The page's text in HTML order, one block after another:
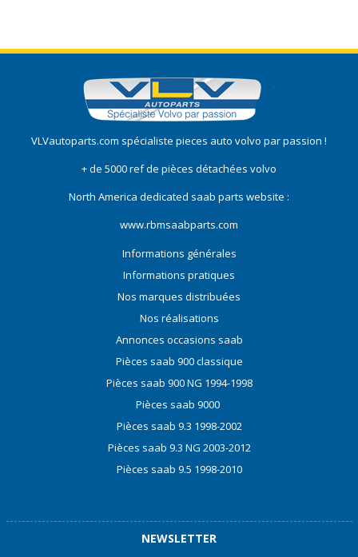
VLVautoparts.com spécialiste pieces auto volvo par passion !
+ de 5000 ref de pièces détachées volvo
North America dedicated saab parts website :
www.rbmsaabparts.com
Informations générales
Informations pratiques
Nos marques distribuées
Nos réalisations
Annonces occasions saab
Pièces saab 900 classique
Pièces saab 900 NG 1994-1998
Pièces saab 9000
Pièces saab 9.3 1998-2002
Pièces saab 9.3 NG 2003-2012
Pièces saab 9.5 1998-2010
NEWSLETTER